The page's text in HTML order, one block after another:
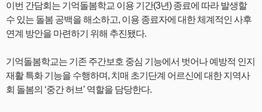
이번 간담회는 기억돌봄학교 이용 기간(3년) 종료에 따라 발생할
수 있는 돌봄 공백을 해소하고, 이용 종료자에 대한 체계적인 사후
연계 방안을 마련하기 위해 추진됐다.
기억돌봄학교는 기존 주간보호 중심 기능에서 벗어나 예방적 인지
재활 특화 기능을 수행하며, 치매 초기단계 어르신에 대한 지역사
회 돌봄의 ‘중간 허브’ 역할을 담당한다.